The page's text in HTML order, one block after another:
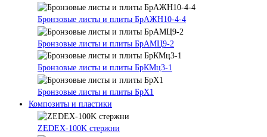
Бронзовые листы и плиты БрАЖН10-4-4
Бронзовые листы и плиты БрАМЦ9-2
Бронзовые листы и плиты БрКМц3-1
Бронзовые листы и плиты БрХ1
Композиты и пластики
ZEDEX-100K стержни